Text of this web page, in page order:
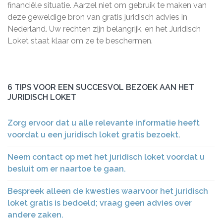
financiële situatie. Aarzel niet om gebruik te maken van
deze geweldige bron van gratis juridisch advies in
Nederland. Uw rechten zijn belangrijk, en het Juridisch
Loket staat klaar om ze te beschermen.
6 TIPS VOOR EEN SUCCESVOL BEZOEK AAN HET
JURIDISCH LOKET
Zorg ervoor dat u alle relevante informatie heeft
voordat u een juridisch loket gratis bezoekt.
Neem contact op met het juridisch loket voordat u
besluit om er naartoe te gaan.
Bespreek alleen de kwesties waarvoor het juridisch
loket gratis is bedoeld; vraag geen advies over
andere zaken.